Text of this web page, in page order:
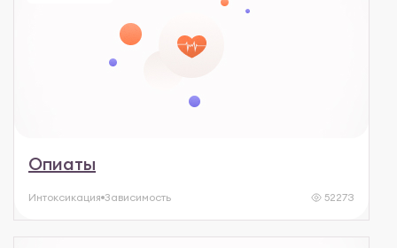
Опиаты
Интоксикация Зависимость 52273